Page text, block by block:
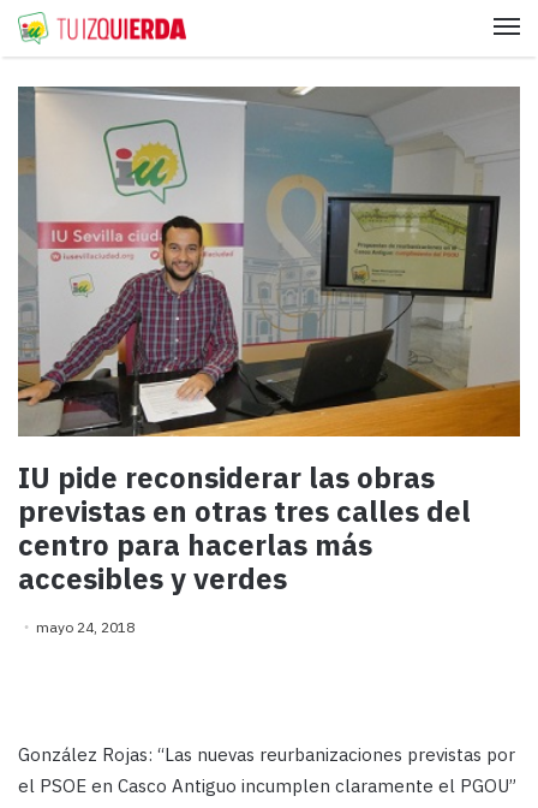
IU pide reconsiderar las obras
previstas en otras tres calles del
centro para hacerlas más
accesibles y verdes
mayo 24, 2018
González Rojas: “Las nuevas reurbanizaciones previstas por
el PSOE en Casco Antiguo incumplen claramente el PGOU”